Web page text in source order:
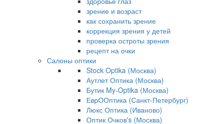
зрение и возраст
как сохранить зрение
коррекция зрения у детей
проверка остроты зрения
рецепт на очки
Салоны оптики
Stock Optika (Москва)
Аутлет Оптика (Москва)
Бутик My-Optika (Москва)
ЕврООптика (Санкт-Петербург)
Люкс Оптика (Иваново)
Оптик Очков's (Москва)